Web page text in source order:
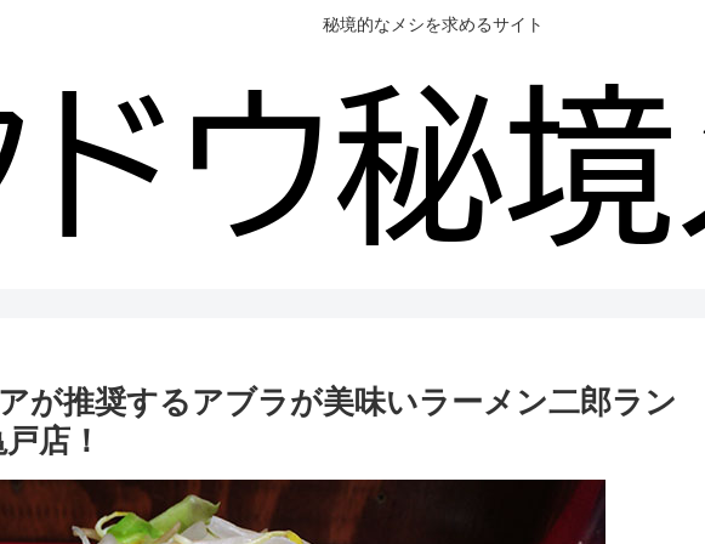
秘境的なメシを求めるサイト
が推奨するアブラが美味いラーメン二郎ラン
店！